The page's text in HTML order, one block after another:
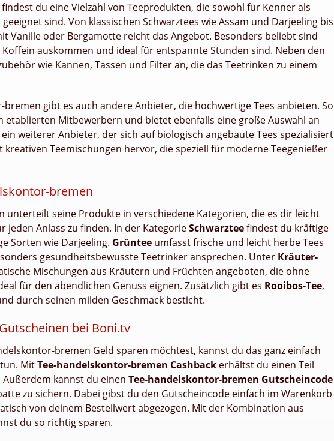
du eine Vielzahl von Teeprodukten, die sowohl für Kenner als
sind. Von klassischen Schwarztees wie Assam und Darjeeling bis
Vanille oder Bergamotte reicht das Angebot. Besonders beliebt sind
auskommen und ideal für entspannte Stunden sind. Neben den
wie Kannen, Tassen und Filter an, die das Teetrinken zu einem
gibt es auch andere Anbieter, die hochwertige Tees anbieten. So
etablierten Mitbewerbern und bietet ebenfalls eine große Auswahl an
weiterer Anbieter, der sich auf biologisch angebaute Tees spezialisiert
kreativen Teemischungen hervor, die speziell für moderne Teegenießer
bremen
unterteilt seine Produkte in verschiedene Kategorien, die es dir leicht
jeden Anlass zu finden. In der KategorieSchwarzteefindest du kräftige
Sorten wie Darjeeling. Grüntee umfasst frische und leicht herbe Tees
gesundheitsbewusste Teetrinker ansprechen. Unter Kräuter-
Mischungen aus Kräutern und Früchten angeboten, die ohne
für den abendlichen Genuss eignen. Zusätzlich gibt es Rooibos-Tee,
durch seinen milden Geschmack besticht.
bei Boni.tv
bremen Geld sparen möchtest, kannst du das ganz einfach
MitTee-handelskontor-bremen Cashback erhältst du einen Teil
kannst du einen Tee-handelskontor-bremen Gutscheincode
zu sichern. Dabei gibst du den Gutscheincode einfach im Warenkorb
von deinem Bestellwert abgezogen. Mit der Kombination aus
du so richtig sparen.